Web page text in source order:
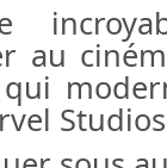
au
qui